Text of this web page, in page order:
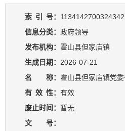
索 引 号：
信息分类： 政府领导
发布机构： 霍山县但家庙镇
生成日期： 2026-07-21
名 称： 霍山县但家庙镇党
有 效 性： 有效
废止时间： 暂无
文 号：